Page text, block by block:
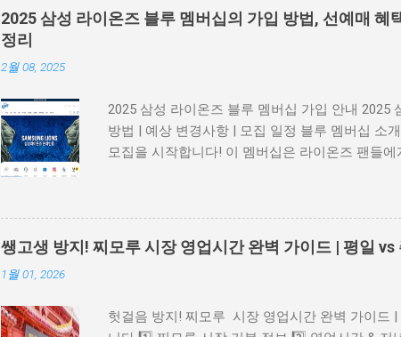
크, .apk 파일 등 다운로드 요구 맞춤법 오류, 문법
권한 등 개인정보 요구 📎 KISA 공식 홈페이지 (
책 보기 4. 광고 차단 프로그램 관련 정책 현재까
에 직접 뜨지는 않지만, 유튜브는 탐지 기술을 강
다. 좋아하는 유튜버를 응원하고 싶다면 광고를
2025 삼성 라이온즈 블루 멤버십의 가입 방법, 선예매 혜
정리
2월 08, 2025
2025 삼성 라이온즈 블루 멤버십 가입 안내 2025
방법 | 예상 변경사항 | 모집 일정 블루 멤버십 소
모집을 시작합니다! 이 멤버십은 라이온즈 팬들
석, SKY 지정석, SKY 자유석 티켓을 2,000원 할
블루 멤버십 가입 방법 가입은 삼성 라이온즈 몰
서 블루 회원 가입을 완료하면 됩니다. 구체적인
삼성 라이온즈 몰에서 블루 멤버십 회원권 선착
30,000원 정도로 조정될 수 있습니다. 혜택이 더
쌩고생 방지! 찌모루 시장 영업시간 완벽 가이드 | 평일
1월 01, 2026
헛걸음 방지! 찌모루 시장 영업시간 완벽 가이드